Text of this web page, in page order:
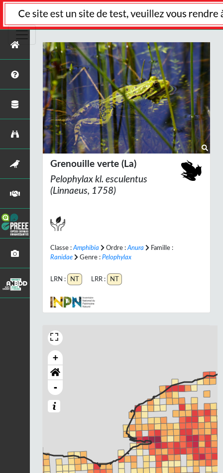
Grenouille verte (La)
Pelophylax kl. esculentus
(Linnaeus, 1758)
Classe : Amphibia Ordre : Anura
Famille :
Ranidae
Genre : Pelophylax
LRN : NT LRR : NT
+
-